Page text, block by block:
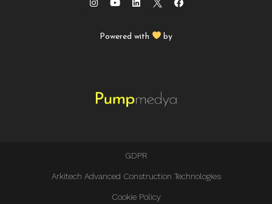
Powered with by
GDPR
Arkitech Advanced Construction Technologies
Cookie Policy